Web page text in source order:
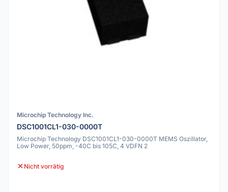
Microchip Technology Inc.
DSC1001CL1-030-0000T
Microchip Technology DSC1001CL1-030-0000T MEMS Oszillator,
Low Power, 50ppm, -40C bis 105C, 4 VDFN 2
Nicht vorrätig